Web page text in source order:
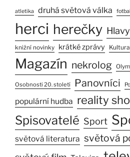
atletika druhá světová válka
herci herečky
knižní novinky krátké zprávy Kultura
Magazín nekrolog
Osobnosti 20. století Panovníci
populární hudba reality
Spisovatelé Sport
světová literatura světová